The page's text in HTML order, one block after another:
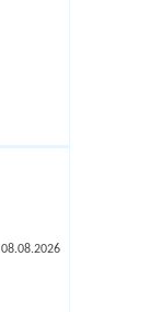
08.08.2026